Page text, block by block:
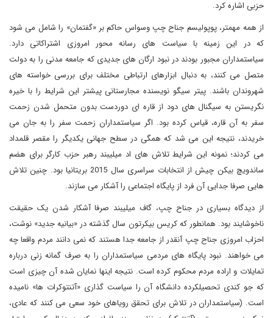
حزبی اشاره کرد.
از همه مهمتر، پوپولیسم جناح چپ وسواس حاکم بر «گفتمان» را شامل می شود
که در این زمینه با سیاست های رسانه محور امروزی اشتراکاتی دارد.
سیاستمداران مجبور بودند در نبود ارگان های جدیدی که جامعه مدنی را به دولت
متصل می کنند، به دنبال ابزارهای ارتباطی مختلف برای بررسی خواسته های
شهروندان باشند. پیتر سیگو نویسنده مجارستانی پیشتر این شرایط را با خیره
نگریستن به سیگنال های دود از قاره ای دوردست بدون متحمل شدن زحمت
سفر به آن قاره، قیاس کرده بود. اگر سیاستمداران زحمت سفر را به جان می
خریدند، نتیجه این می شد که همگی در سطح جهانی یکدیگر را مقصر قلمداد
می کردند؛ نمونه این شرایط تلاش های اد میلیبند رهبر حزب کارگر برای هضم
ساندویچ بیکن چیش از انتخابات سراسری سال 2015 بریتانیا بود. چنین تلاش
هایی صرفا جدایی آن فرد از پایگاه اجتماعی را آشکار می سازند.
از دیدگاه بسیاری در جناح چپ، گاف میلیبند صرفا آشکار شدن یک حقیقت
ناخوشایند بود. همانطور که کریس بیکرتون سال گذشته در «بیانیه جدید» نوشت،
احزاب امروزی جناح چپ آنقدر از جامعه جدا هستند که نمی دانند مردم واقعا چه
می خواهند. نبود پایگاه های مردمی سیاستمداران را به صرف گمانه زنی درباره
تمایلات و اراده مردم محکوم کرده است. نتیجه اینها نمایان شده آن چیزی است
که جو کندی تحصیلکرده دانشگاه آن را سیاست گذاری «آتنتوکرات ها» نامیده
است. (سیاستمداران در تلاش برای تحقق رویاهای خود سعی می کنند که عادی،